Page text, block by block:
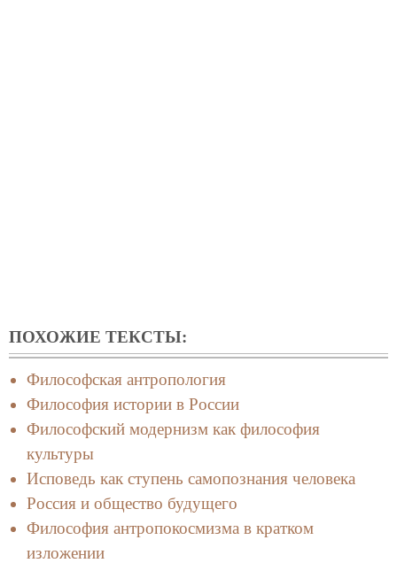
ПОХОЖИЕ ТЕКСТЫ:
Философская антропология
Философия истории в России
Философский модернизм как философия
культуры
Исповедь как ступень самопознания человека
Россия и общество будущего
Философия антропокосмизма в кратком
изложении